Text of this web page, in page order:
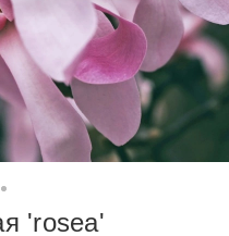
'rosea'